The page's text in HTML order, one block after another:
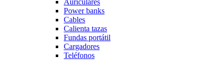
Power banks
Cables
Calienta tazas
Fundas portátil
Cargadores
Teléfonos